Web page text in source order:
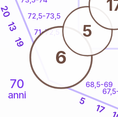
70
anni
68,5-69
71-72,5
72,5-73,5
17
5
19
13
20
6
5